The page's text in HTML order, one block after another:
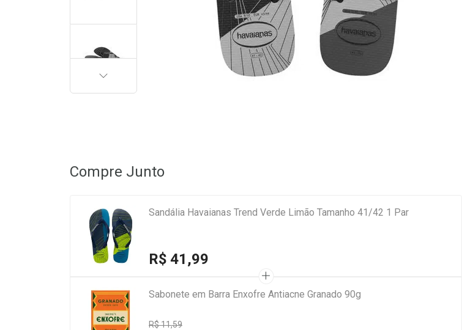
PRÓXIMA
Compre Junto
Sandália Havaianas Trend Verde Limão Tamanho 41/42 1 Par
R$ 41,99
Sabonete em Barra Enxofre Antiacne Granado 90g
R$ 11,59